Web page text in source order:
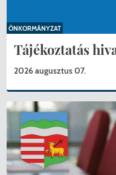
Tájékoztatás
2026 augusztus 07.
ÖNKORMÁNYZAT